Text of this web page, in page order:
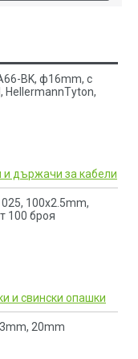
BK, ф16mm, с
HellermannTyton,
и държачи за кабели
100x2.5mm,
100 броя
и свински опашки
20mm